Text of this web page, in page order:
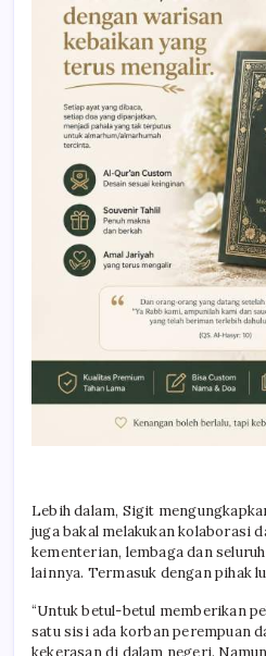
Lebih dalam, Sigit
juga bakal melakukan kolaborasi
kementerian, lembaga dan
lainnya. Termasuk dengan pihak
“Untuk betul-betul memberikan
satu sisi ada korban perempuan
kekerasan di dalam negeri.